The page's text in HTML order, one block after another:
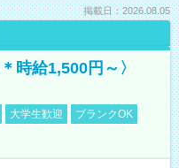
掲載日：2026.08.05
時給1,500円～〉
大学生歓迎
ブランクOK